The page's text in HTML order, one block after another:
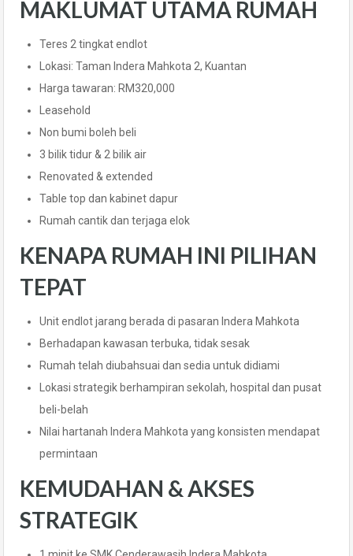
MAKLUMAT UTAMA RUMAH
Teres 2 tingkat endlot
Lokasi: Taman Indera Mahkota 2, Kuantan
Harga tawaran: RM320,000
Leasehold
Non bumi boleh beli
3 bilik tidur & 2 bilik air
Renovated & extended
Table top dan kabinet dapur
Rumah cantik dan terjaga elok
KENAPA RUMAH INI PILIHAN
TEPAT
Unit endlot jarang berada di pasaran Indera Mahkota
Berhadapan kawasan terbuka, tidak sesak
Rumah telah diubahsuai dan sedia untuk didiami
Lokasi strategik berhampiran sekolah, hospital dan pusat
beli-belah
Nilai hartanah Indera Mahkota yang konsisten mendapat
permintaan
KEMUDAHAN & AKSES
STRATEGIK